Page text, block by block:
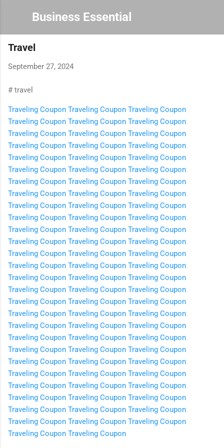
Skip to main content
Business Essential
Travel
September 27, 2024
# travel
Traveling Coupon Traveling Coupon Traveling Coupon
Traveling Coupon Traveling Coupon Traveling Coupon
Traveling Coupon Traveling Coupon Traveling Coupon
Traveling Coupon Traveling Coupon Traveling Coupon
Traveling Coupon Traveling Coupon Traveling Coupon
Traveling Coupon Traveling Coupon Traveling Coupon
Traveling Coupon Traveling Coupon Traveling Coupon
Traveling Coupon Traveling Coupon Traveling Coupon
Traveling Coupon Traveling Coupon Traveling Coupon
Traveling Coupon Traveling Coupon Traveling Coupon
Traveling Coupon Traveling Coupon Traveling Coupon
Traveling Coupon Traveling Coupon Traveling Coupon
Traveling Coupon Traveling Coupon Traveling Coupon
Traveling Coupon Traveling Coupon Traveling Coupon
Traveling Coupon Traveling Coupon Traveling Coupon
Traveling Coupon Traveling Coupon Traveling Coupon
Traveling Coupon Traveling Coupon Traveling Coupon
Traveling Coupon Traveling Coupon Traveling Coupon
Traveling Coupon Traveling Coupon Traveling Coupon
Traveling Coupon Traveling Coupon Traveling Coupon
Traveling Coupon Traveling Coupon Traveling Coupon
Traveling Coupon Traveling Coupon Traveling Coupon
Traveling Coupon Traveling Coupon Traveling Coupon
Traveling Coupon Traveling Coupon Traveling Coupon
Traveling Coupon Traveling Coupon Traveling Coupon
Traveling Coupon Traveling Coupon Traveling Coupon
Traveling Coupon Traveling Coupon Traveling Coupon
Traveling Coupon Traveling Coupon